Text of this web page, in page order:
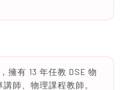
擁有 13 年任教 DSE 物
師、物理課程教師。